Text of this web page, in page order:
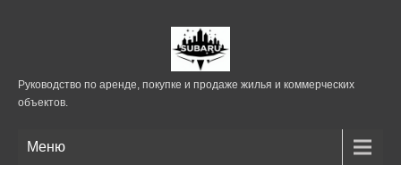
Руководство по аренде, покупке и продаже жилья и коммерческих
объектов.
Меню